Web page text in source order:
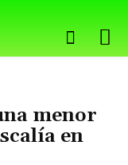
menor
en